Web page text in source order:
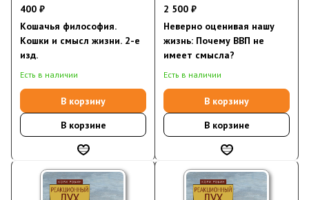
400 ₽
Кошачья философия.
Кошки и смысл жизни. 2-е
изд.
Есть в наличии
В корзину
В корзине
2 500 ₽
Неверно оценивая нашу
жизнь: Почему ВВП не
имеет смысла?
Есть в наличии
В корзину
В корзине